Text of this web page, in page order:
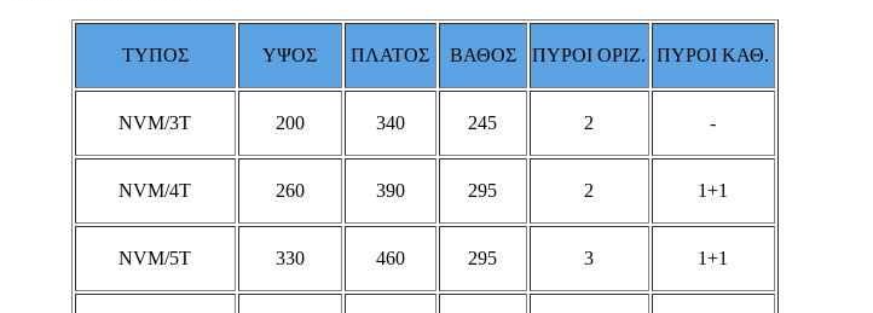
ΤΥΠΟΣ ΥΨΟΣ ΠΛΑΤΟΣ ΒΑΘΟΣ ΠΥΡΟΙ ΟΡΙΖ. ΠΥΡΟΙ ΚΑΘ.
NVM/3T 200 340 245 2 -
NVM/4T 260 390 295 2 1+1
NVM/5T 330 460 295 3 1+1